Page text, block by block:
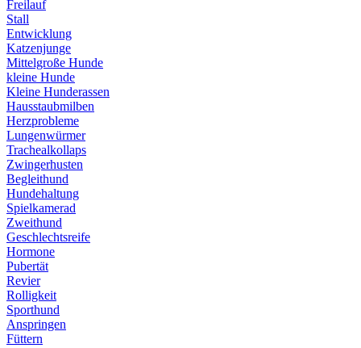
Freilauf
Stall
Entwicklung
Katzenjunge
Mittelgroße Hunde
kleine Hunde
Kleine Hunderassen
Hausstaubmilben
Herzprobleme
Lungenwürmer
Trachealkollaps
Zwingerhusten
Begleithund
Hundehaltung
Spielkamerad
Zweithund
Geschlechtsreife
Hormone
Pubertät
Revier
Rolligkeit
Sporthund
Anspringen
Füttern